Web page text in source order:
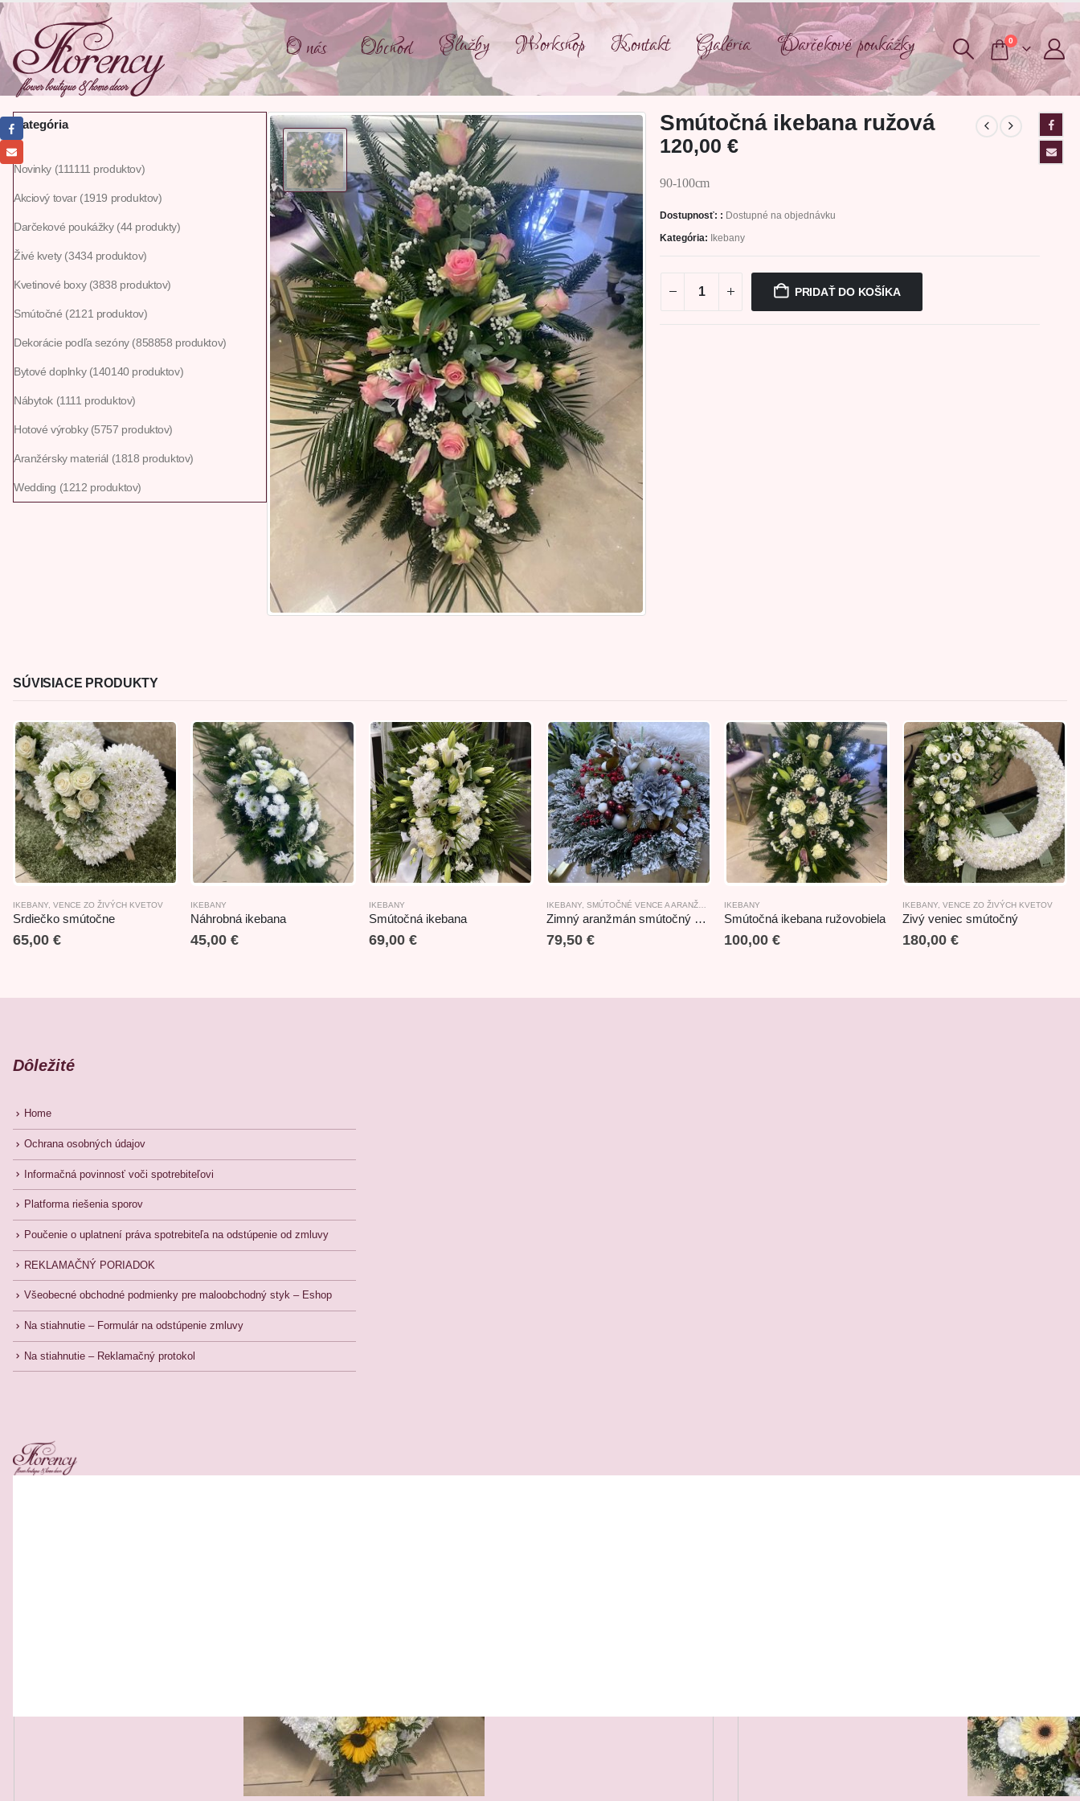
O nás Obchod Služby Workshop Kontakt Galéria Darčekové poukážky 0
Smútočná ikebana ružová
120,00 €
90-100cm
Dostupnosť: : Dostupné na objednávku
Kategória: Ikebany
PRIDAŤ DO KOŠÍKA
Kategória
Novinky 111111 produktov
Akciový tovar 1919 produktov
Darčekové poukážky 44 produkty
Živé kvety 3434 produktov
Kvetinové boxy 3838 produktov
Smútočné 21 21 produktov
Dekorácie podľa sezóny 858858 produktov
Bytové doplnky 140140 produktov
Nábytok 1111 produktov
Hotové výrobky 5757 produktov
Aranžérsky materiál 1818 produktov
Wedding 1212 produktov
SÚVISIACE PRODUKTY
IKEBANY VENCE ZO ŽIVÝCH KVETOV
Srdiečko smútočne
65,00 €
IKEBANY
Náhrobná ikebana
45,00€
IKEBANY
Smútočná ikebana
69,00 €
IKEBANY, SMÚTOČNÉ VENCE A ARANŽMÁNY ,SPOMIENKOVÉ ARANŽMÁNY Z UMELÝCH KVETOV
Zimný aranžmán smútočný s anjelikom 52cm
79,50 €
IKEBANY
Smútočná ikebana ružovobiela
100,00€
IKEBANY, VENCE ZO ŽIVÝCH KVETOV
Zivý veniec smútočný
180,00 €
Dôležité
Home
Ochrana osobných údajov
Informačná povinnosť voči spotrebiteľovi
Platforma riešenia sporov
Poučenie o uplatnení práva spotrebiteľa na odstúpenie od zmluvy
REKLAMAČNÝ PORIADOK
Všeobecné obchodné podmienky pre maloobchodný styk – Eshop
Na stiahnutie – Formulár na odstúpenie zmluvy
Na stiahnutie – Reklamačný protokol